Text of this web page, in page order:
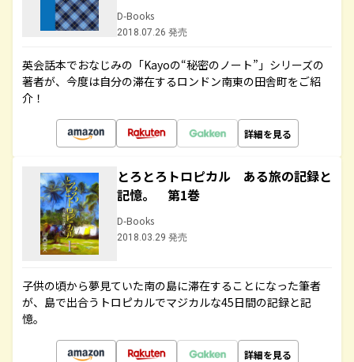
D-Books
2018.07.26 発売
英会話本でおなじみの「Kayoの“秘密のノート”」シリーズの
著者が、今度は自分の滞在するロンドン南東の田舎町をご紹
介！
詳細を見る
とろとろトロピカル ある旅の記録と
記憶。 第1巻
D-Books
2018.03.29 発売
子供の頃から夢見ていた南の島に滞在することになった筆者
が、島で出合うトロピカルでマジカルな45日間の記録と記
憶。
詳細を見る